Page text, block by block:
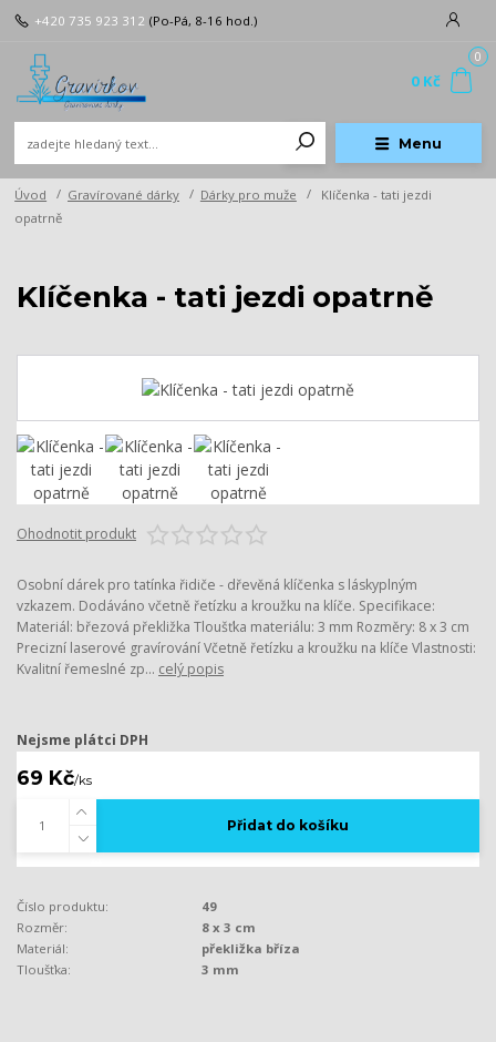
Menu
+420 735 923 312 (Po-Pá, 8-16 hod.)
0
0 Kč
Úvod Gravírované dárky Dárky pro muže
Klíčenka - tati jezdi
opatrně
Klíčenka - tati jezdi opatrně
Ohodnotit produkt
Osobní dárek pro tatínka řidiče - dřevěná klíčenka s láskyplným
vzkazem. Dodáváno včetně řetízku a kroužku na klíče. Specifikace:
Materiál: březová překližka Tloušťka materiálu: 3 mm Rozměry: 8 x 3 cm
Precizní laserové gravírování Včetně řetízku a kroužku na klíče Vlastnosti:
Kvalitní řemeslné zp... celý popis
Nejsme plátci DPH
69 Kč/ks
Přidat do košíku
Číslo produktu:
49
Rozměr:
8 x 3 cm
Materiál:
překližka bříza
Tloušťka:
3 mm